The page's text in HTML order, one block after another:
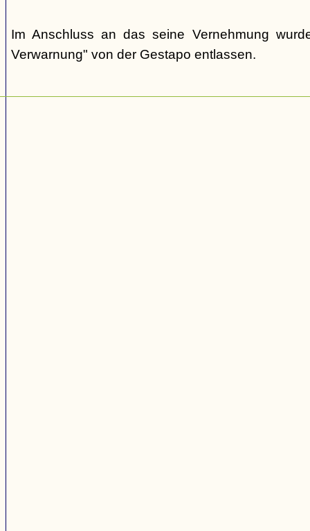
Im Anschluss an das seine Vernehmung
Verwarnung" von der Gestapo entlassen.